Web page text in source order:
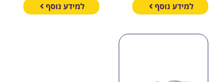
נוסף למידע נוסף